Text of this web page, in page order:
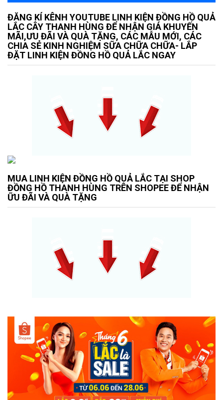
ĐĂNG KÍ KÊNH YOUTUBE LINH KIỆN ĐỒNG HỒ QUẢ
LẮC CÂY THANH HÙNG ĐỂ NHẬN GIÁ KHUYẾN
MÃI,ƯU ĐÃI VÀ QUÀ TẶNG, CÁC MẪU MỚI, CÁC
CHIA SẺ KINH NGHIỆM SỮA CHỮA CHỮA- LẮP
ĐẶT LINH KIỆN ĐỒNG HỒ QUẢ LẮC NGAY
MUA LINH KIỆN ĐỒNG HỒ QUẢ LẮC TẠI SHOP
ĐỒNG HỒ THANH HÙNG TRÊN SHOPEE ĐỂ NHẬN
ỮU ĐÃI VÀ QUÀ TẶNG